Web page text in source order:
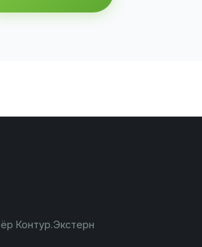
Контур.Экстерн